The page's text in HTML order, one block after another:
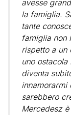
avesse
la famiglia.
tante
famiglia non
rispetto a un
uno
diventa
innamorarmi
sarebbero
Mercedesz